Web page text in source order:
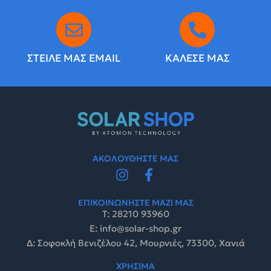
ΣΤΕΙΛΕ ΜΑΣ EMAIL ΚΑΛΕΣΕ ΜΑΣ
ΑΚΟΛΟΥΘΗΣΤΕ ΜΑΣ
ΕΠΙΚΟΙΝΩΝΗΣΤΕ ΜΑΖΙ ΜΑΣ
Τ: 28210 93960
E: info@solar-shop.gr
Δ: Σοφοκλή Βενιζέλου 42, Μουρνιές, 73300, Χανιά
ΧΡΗΣΙΜΑ